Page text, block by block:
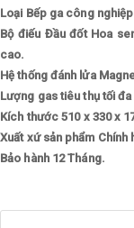
Loại Bếp ga công
Bộ điếu Đầu đốt Hoa
cao.
Hệ thống đánh lửa
Lượng gas tiêu thụ tối đa
Kích thước 510 x 330 x
Xuất xứ sản phẩm Chính
Bảo hành 12 Tháng.